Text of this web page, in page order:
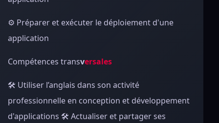
⚙ Préparer et exécuter le déploiement d'une
application
Compétences transversales
🛠 Utiliser l’anglais dans son activité
professionnelle en conception et développement
d'applications 🛠 Actualiser et partager ses